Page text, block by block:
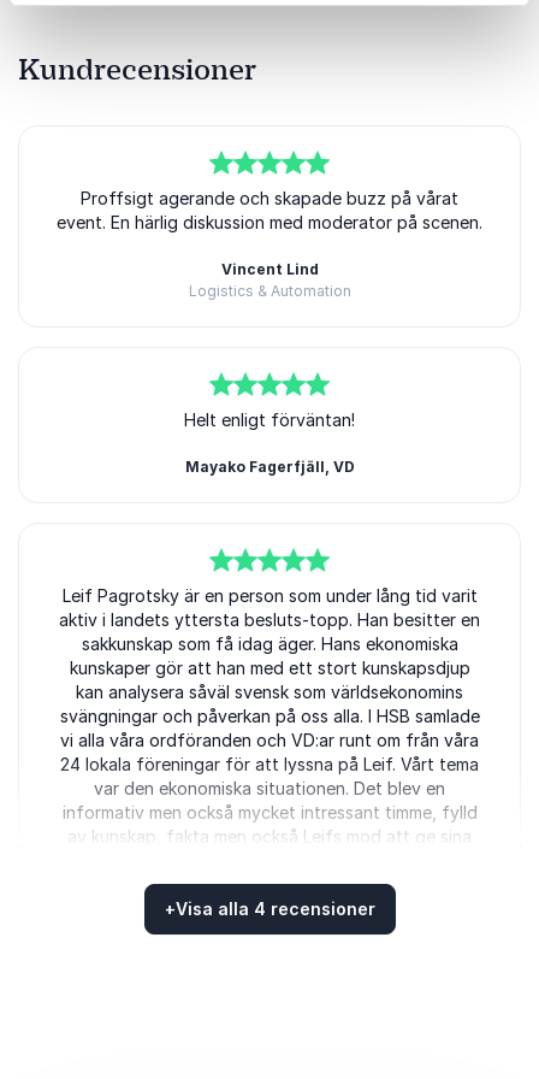
Kundrecensioner
av5
Proffsigt agerande och skapade buzz på vårat
event. En härlig diskussion med moderator på scenen.
Vincent Lind
Logistics & Automation
Helt enligt förväntan!
Mayako Fagerfjäll, VD
5av5
Leif Pagrotsky är en person som under lång tid varit
aktiv i landets yttersta besluts-topp. Han besitter en
sakkunskap som få idag äger. Hans ekonomiska
kunskaper gör att han med ett stort kunskapsdjup
kan analysera såväl svensk som världsekonomins
svängningar och påverkan på oss alla. I HSB samlade
vi alla våra ordföranden och VD:ar runt om från våra
24 lokala föreningar för att lyssna på Leif. Vårt tema
var den ekonomiska situationen. Det blev en
informativ men också mycket intressant timme, fylld
av kunskap, fakta men också Leifs mod att ge sina
gjorde efter vår konferens fick Leif det högsta
betyg av alla de föreläsare som framträdde denna
dag. Ord som nämndes i utvärderingen var, proffsig,
+Visa alla 4 recensioner